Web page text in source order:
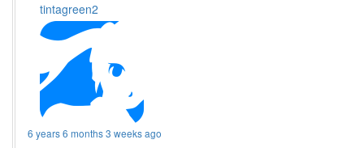
tintagreen2
6 years 6 months 3 weeks ago